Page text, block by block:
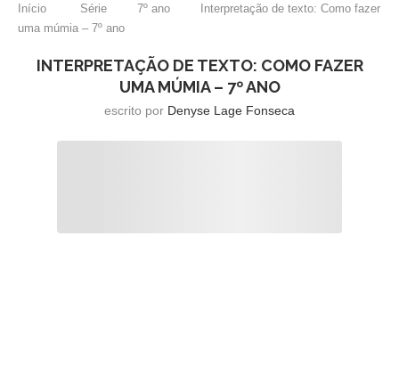
Início Série 7º ano
Interpretação de texto: Como fazer
uma múmia – 7º ano
INTERPRETAÇÃO DE TEXTO: COMO FAZER
UMA MÚMIA – 7º ANO
escrito por Denyse Lage Fonseca